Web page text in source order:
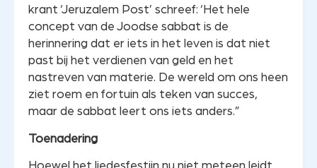
krant ‘Jeruzalem Post’ schreef: ‘Het hele
concept van de Joodse sabbat is de
herinnering dat er iets in het leven is dat niet
past bij het verdienen van geld en het
nastreven van materie. De wereld om ons heen
ziet roem en fortuin als teken van succes,
maar de sabbat leert ons iets anders.”
Toenadering